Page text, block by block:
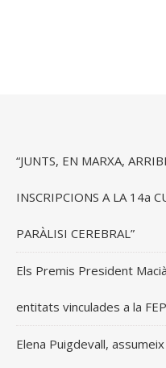
“JUNTS, EN MARXA,
INSCRIPCIONS A LA 14a
PARÀLISI CEREBRAL”
Els Premis President
entitats vinculades a la
Elena Puigdevall,